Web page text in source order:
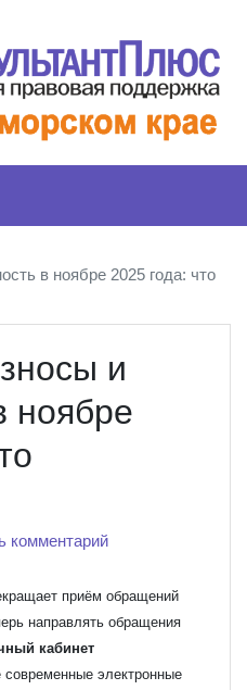
в ноябре 2025 года: что
и
ноябре
комментарий
приём обращений
направлять обращения
кабинет
современные электронные